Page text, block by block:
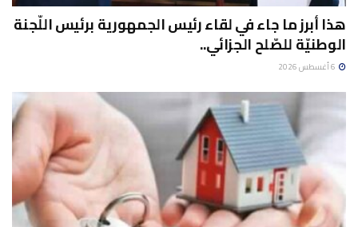
هذا أبرز ما جاء في لقاء رئيس الجمهورية برئيس اللّجنة
الوطنيّة للصّلح الجزائي..